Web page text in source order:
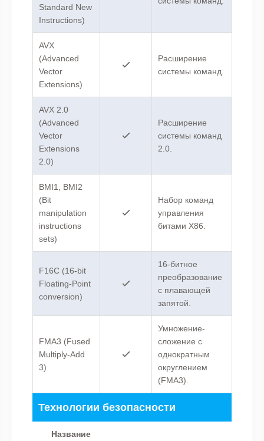
Standard New
Instructions)
AVX
(Advanced
Vector
Extensions)
Расширение
системы команд.
AVX 2.0
(Advanced
Vector
Extensions
2.0)
Расширение
системы команд
2.0.
BMI1, BMI2
(Bit
manipulation
instructions
sets)
Набор команд
управления
битами X86.
F16C (16-bit
Floating-Point
conversion)
16-битное
преобразование
с плавающей
запятой.
FMA3 (Fused
Multiply-Add
3)
Умножение-
сложение с
однократным
округлением
(FMA3).
Технологии безопасности
Название